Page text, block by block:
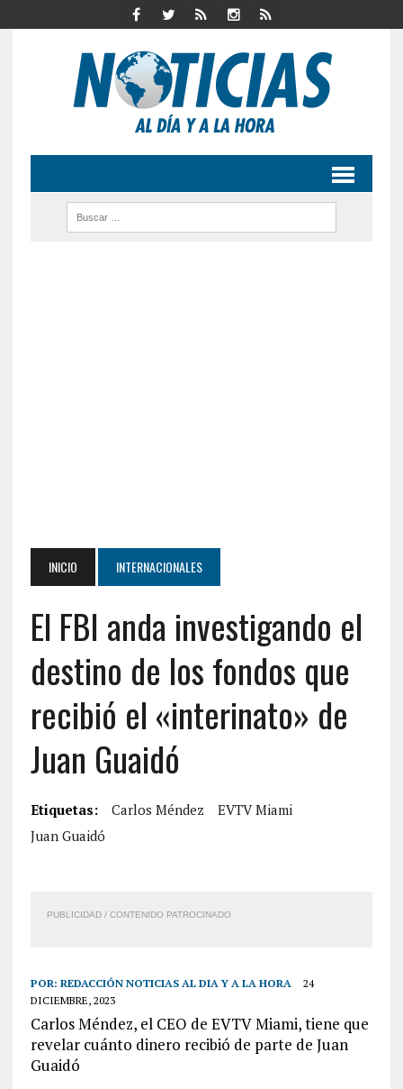
INICIO INTERNACIONALES
El FBI anda investigando el
destino de los fondos que
recibió el «interinato» de
Juan Guaidó
Etiquetas: Carlos Méndez
EVTV Miami
Juan Guaidó
PUBLICIDAD / CONTENIDO PATROCINADO
POR: REDACCIÓN NOTICIAS AL DIA Y A LA HORA
24
DICIEMBRE, 2023
Carlos Méndez, el CEO de EVTV Miami, tiene que
revelar cuánto dinero recibió de parte de Juan
Guaidó